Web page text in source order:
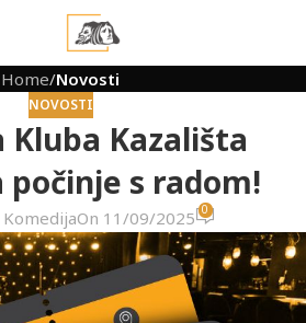
Home/Novosti
NOVOSTI
Kluba Kazališta
počinje s radom!
On 11/09/2025 0